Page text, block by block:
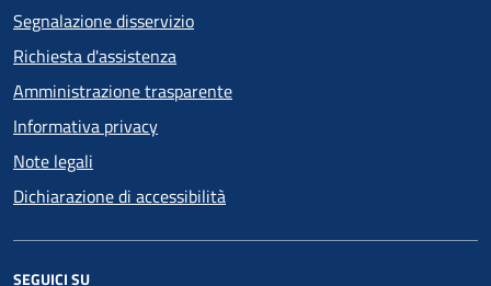
Segnalazione disservizio
Richiesta d'assistenza
Amministrazione trasparente
Informativa privacy
Note legali
Dichiarazione di accessibilità
SEGUICI SU